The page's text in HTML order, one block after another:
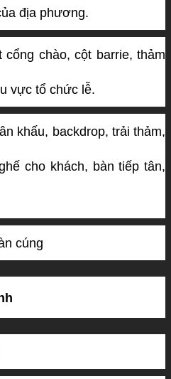
địa phương.
cổng chào, cột barrie, thảm
vực tổ chức lễ.
khấu, backdrop, trải thảm,
cho khách, bàn tiếp tân,
cúng